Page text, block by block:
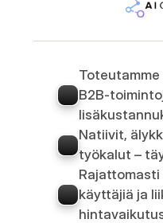
B2B-
Natiivit,
työkalut –
käyttäjiä ja